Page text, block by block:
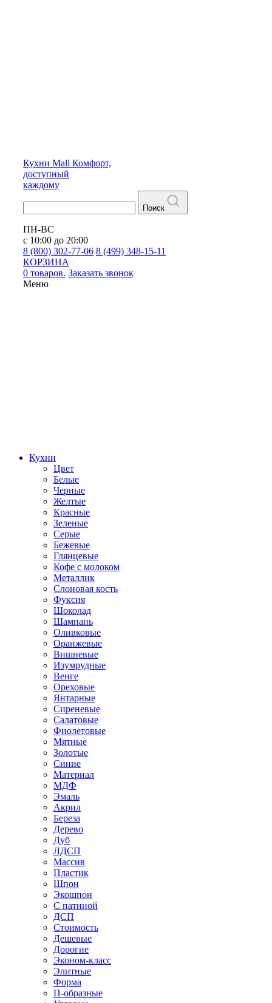
Кухни Mall Комфорт,
доступный
каждому
Поиск
ПН-ВС
с 10:00 до 20:00
8 (800) 302-77-06 8 (499) 348-15-11
КОРЗИНА
0 товаров. Заказать звонок
Меню
Кухни
Цвет
Белые
Черные
Желтые
Красные
Зеленые
Серые
Бежевые
Глянцевые
Кофе с молоком
Металлик
Слоновая кость
Фуксия
Шоколад
Шампань
Оливковые
Оранжевые
Вишневые
Изумрудные
Венге
Ореховые
Янтарные
Сиреневые
Салатовые
Фиолетовые
Мятные
Золотые
Синие
Материал
МДФ
Эмаль
Акрил
Береза
Дерево
Дуб
ЛДСП
Массив
Пластик
Шпон
Экошпон
С патиной
ДСП
Стоимость
Дешевые
Дорогие
Эконом-класс
Элитные
Форма
П-образные